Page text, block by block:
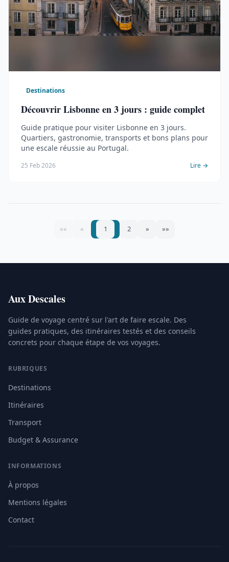
Destinations
Découvrir Lisbonne en 3 jours : guide complet
Guide pratique pour visiter Lisbonne en 3 jours.
Quartiers, gastronomie, transports et bons plans pour
une escale réussie au Portugal.
25 Feb 2026 Lire →
«« « 1 2 » »»
Aux Descales
Guide de voyage centré sur l'art de faire escale. Des
guides pratiques, des itinéraires testés et des conseils
concrets pour chaque étape de vos voyages.
RUBRIQUES
Destinations
Itinéraires
Transport
Budget & Assurance
INFORMATIONS
À propos
Mentions légales
Contact